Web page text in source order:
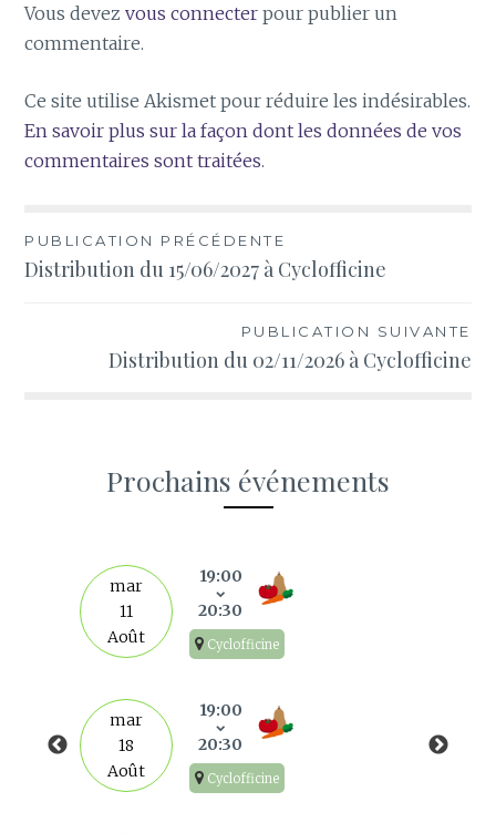
Vous devezvous connecter pour publier un
commentaire.
Ce site utilise Akismet pour réduire les indésirables.
En savoir plus sur la façon dont les données de vos
commentaires sont traitées.
Navigation
de
PUBLICATION PRÉCÉDENTE
Distribution du 15/06/2027 à Cyclofficine
PUBLICATION SUIVANTE
Distribution du 02/11/2026 à Cyclofficine
Prochains événements
mar
11
Août
19:00
20:30
Cyclofficine
mar
18
Août
19:00
20:30
Cyclofficine